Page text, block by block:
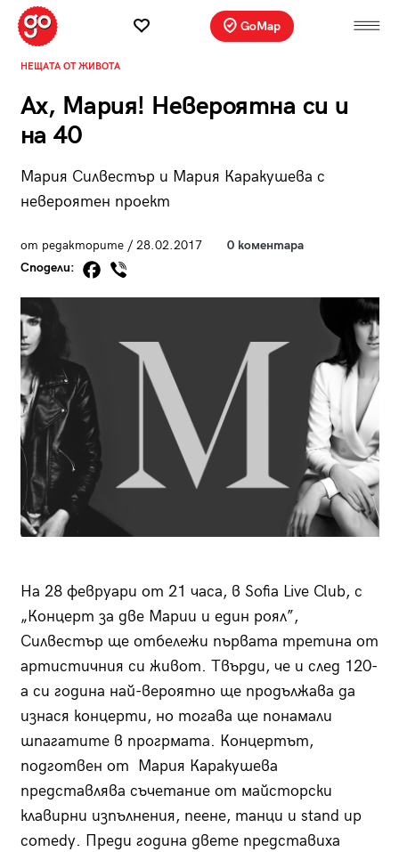
GoMap
НЕЩАТА ОТ ЖИВОТА
Ах, Мария! Невероятна си и
на 40
Мария Силвестър и Мария Каракушева с
невероятен проект
от редакторите / 28.02.2017
0 коментара
Сподели:
На 28 февруари от 21 часа, в Sofia Live Club, с
„Концерт за две Марии и един роял”,
Силвестър ще отбележи първата третина от
артистичния си живот. Твърди, че и след 120-
а си година най-вероятно ще продължава да
изнася концерти, но тогава ще понамали
шпагатите в прогрмата. Концертът,
подготвен от Мария Каракушева
представлява съчетание от майсторски
клавирни изпълнения, пеене, танци и stand up
comedy. Преди година двете представиха